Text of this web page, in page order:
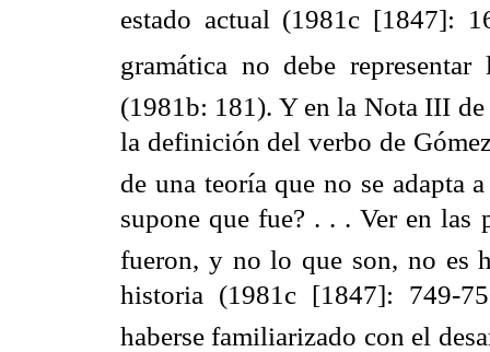
estado actual (1981c [1847]:
gramática no debe
(1981b: 181). Y en la Nota III
la definición del verbo de
de una teoría que no se adapta
supone que fue? . . . Ver en
fueron, y no lo que son, no es
historia (1981c [1847]: 749-
haberse familiarizado con el